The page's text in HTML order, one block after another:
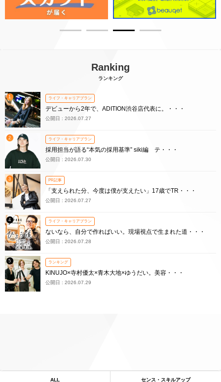
Ranking
ランキング
1 ライフ・キャリアプラン
デビューから2年で、ADITION渋谷店代表に。・・・
公開日 : 2026.07.27
2 ライフ・キャリアプラン
採用担当が語る“本気の採用基準” siki編 テ・・・
公開日 : 2026.07.30
3 PR記事
「支えられた分、今度は僕が支えたい」17歳でTR・・・
公開日 : 2026.07.27
4 ライフ・キャリアプラン
ないなら、自分で作ればいい。現場視点で生まれた道・・・
公開日 : 2026.07.28
5 ランキング
KINUJO×寺村優太×青木大地×ゆうだい。美容・・・
公開日 : 2026.07.29
ALL センス・スキルアップ